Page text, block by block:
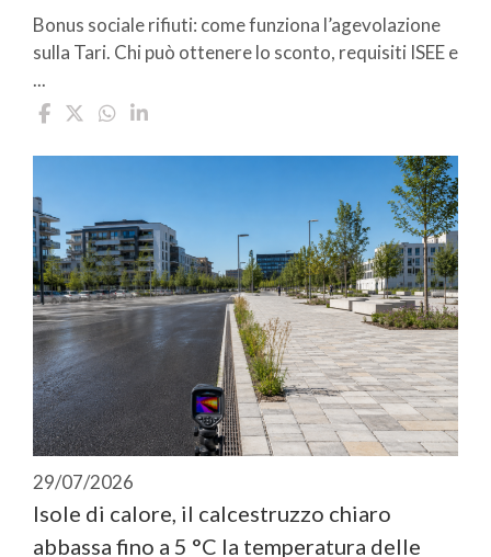
Bonus sociale rifiuti: come funziona l’agevolazione
sulla Tari. Chi può ottenere lo sconto, requisiti ISEE e
...
29/07/2026
Isole di calore, il calcestruzzo chiaro
abbassa fino a 5 °C la temperatura delle